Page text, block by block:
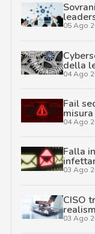
05 Ago
della
04 Ago
Fail
04 Ago
Falla
03 Ago
CISO
03 Ago